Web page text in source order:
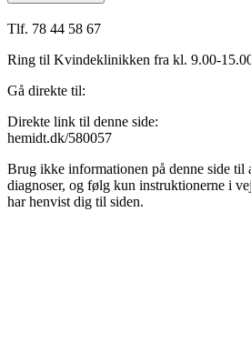
Tlf. 78 44 58 67
Ring til Kvindeklinikken fra kl. 9.00-
Gå direkte til:
Direkte link til denne side:
hemidt.dk/580057
Brug ikke informationen på denne side til
diagnoser, og følg kun instruktionerne i
har henvist dig til siden.